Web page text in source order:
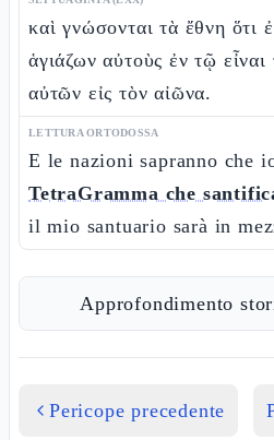
καὶ γνώσονται τὰ ἔθνη ὅτι
ἁγιάζων αὐτοὺς ἐν τῷ
αὐτῶν εἰς τὸν αἰῶνα.
LETTURA ORTODOSSA
E le nazioni sapranno che
TetraGramma che
il mio santuario sarà in
Approfondimento
Pericope precedente